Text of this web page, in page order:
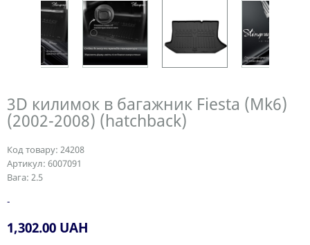
3D килимок в багажник Fiesta (Mk6)
(2002-2008) (hatchback)
Код товару: 24208
Артикул: 6007091
Вага: 2.5
-
1,302.00 UAH